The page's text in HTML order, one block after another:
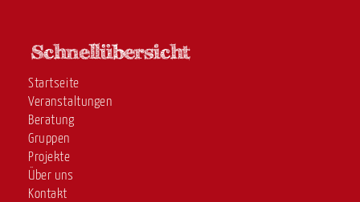
Startseite
Veranstaltungen
Beratung
Gruppen
Projekte
Über uns
Kontakt